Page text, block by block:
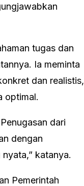
tugas dan
Ia meminta
dan realistis,
optimal.
dari
dengan
katanya.
Pemerintah